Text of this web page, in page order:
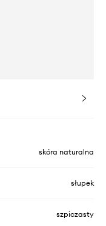
skóra naturalna
słupek
szpiczasty